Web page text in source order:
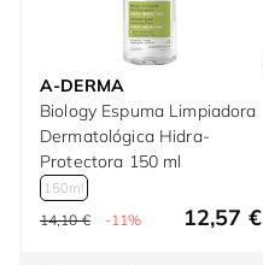
A-DERMA
Biology Espuma Limpiadora
Dermatológica Hidra-
Protectora 150 ml
150ml
14,10 € -11% 12,57 €